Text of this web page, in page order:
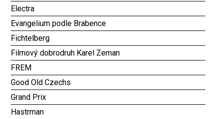
Electra
Evangelium podle Brabence
Fichtelberg
Filmový dobrodruh Karel Zeman
FREM
Good Old Czechs
Grand Prix
Hastrman